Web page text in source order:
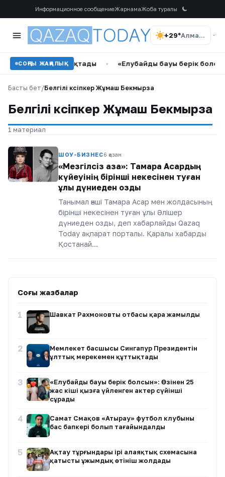
Информационное сообщениеЖарнамаЖоба туралы
+29° Алматы
СОҢҒЫ ЖАҢАЛЫҚ
мерекемен құттықтады «Елубайдың бауы берік
Басты бет/Белгілі кәсіпкер Жұмаш Бекмырза
Белгілі кәсіпкер Жұмаш Бекмырза
1 материал
ШОУ-БИЗНЕС6 қазан
«Мезгілсіз қаза»: Тамара Асардың
күйеуінің бірінші некесінен туған
ұлы дүниеден озды
Танымал әнші Тамара Асар мен жолдасының
бірінші некесінен туған ұлы Әлішер
дүниеден озды, деп хабарлайды Qazaq
Today ақпарат порталы. Қаралы хабарды
Қостанай…
Соңғы жазбалар
1 Шавкат Рахмоновтың отбасы қара жамылды
2
Мемлекет басшысы Сингапур Президентін
ұлттық мерекемен құттықтады
3
«Елубайдың бауы берік болсын»: Өзінен 25
жас кіші қызға үйленген актер сүйінші
сұрады
4
Самат Смақов «Атырау» футбол клубының
бас бапкері болып тағайындалды
5
Ақтау тұрғындары ірі алаяқтық схемасына
қатысты ұжымдық өтініш жолдады